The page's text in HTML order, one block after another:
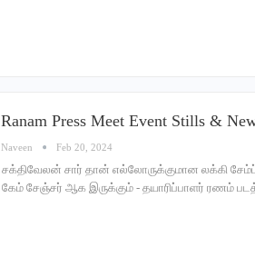
Ranam Press Meet Event Stills &
Naveen Feb 20, 2024
சக்திவேலன் சார் தான் எல்லோருக்குமான லக்கி
கேம் சேஞ்சர் ஆக இருக்கும் - தயாரிப்பாளர் ரணம்